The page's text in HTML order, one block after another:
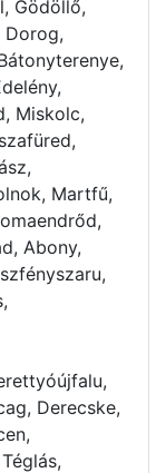
Gödöllő,
Dorog,
Miskolc,
Martfű,
Abony,
Derecske,